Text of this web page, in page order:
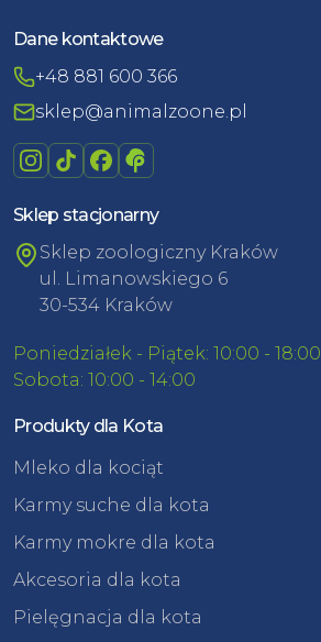
Dane kontaktowe
+48 881 600 366
sklep@animalzoone.pl
Sklep stacjonarny
Sklep zoologiczny Kraków
ul. Limanowskiego 6
30-534 Kraków
Poniedziałek - Piątek: 10:00 - 18:00
Sobota: 10:00 - 14:00
Produkty dla Kota
Mleko dla kociąt
Karmy suche dla kota
Karmy mokre dla kota
Akcesoria dla kota
Pielęgnacja dla kota